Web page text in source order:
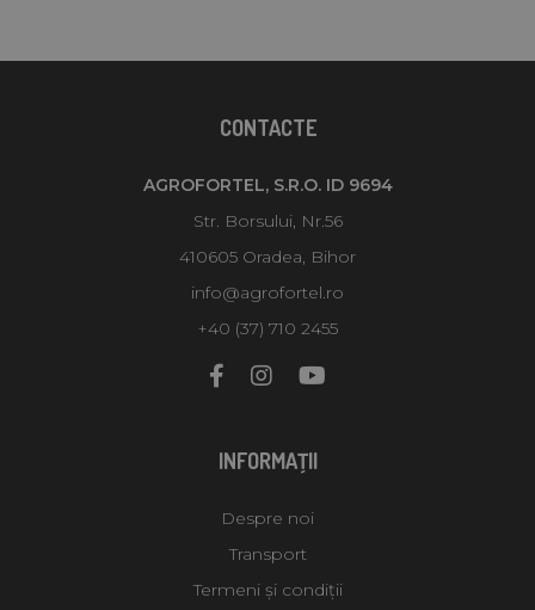
CONTACTE
AGROFORTEL, S.R.O. ID 9694
Str. Borsului, Nr.56
410605 Oradea, Bihor
info@agrofortel.ro
+40 (37) 710 2455
INFORMAŢII
Despre noi
Transport
Termeni și condiții